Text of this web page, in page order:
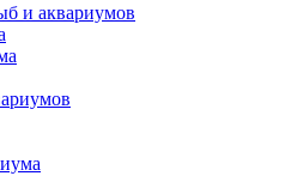
и аквариумов